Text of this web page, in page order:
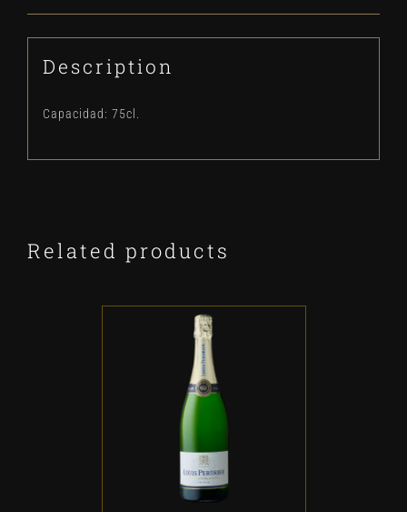
Description
Capacidad: 75cl.
Related products
ADD TO CART